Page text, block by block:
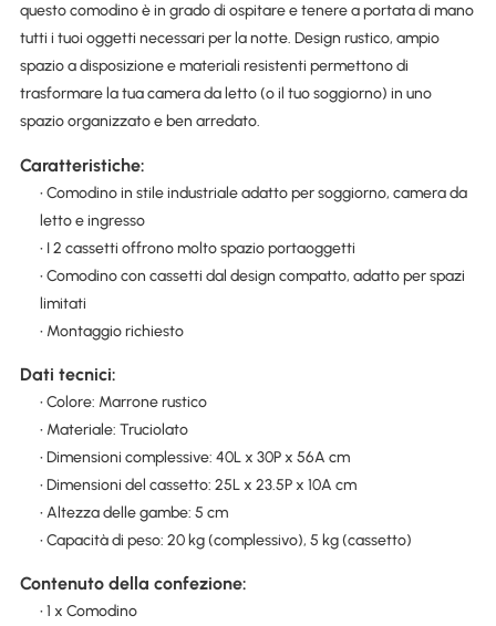
questo comodino è in grado di ospitare e tenere a portata di mano
tutti i tuoi oggetti necessari per la notte. Design rustico, ampio
spazio a disposizione e materiali resistenti permettono di
trasformare la tua camera da letto (o il tuo soggiorno) in uno
spazio organizzato e ben arredato.
Caratteristiche:
• Comodino in stile industriale adatto per soggiorno, camera da
letto e ingresso
• I 2 cassetti offrono molto spazio portaoggetti
• Comodino con cassetti dal design compatto, adatto per spazi
limitati
• Montaggio richiesto
Dati tecnici:
• Colore: Marrone rustico
• Materiale: Truciolato
• Dimensioni complessive: 40L x 30P x 56A cm
• Dimensioni del cassetto: 25L x 23.5P x 10A cm
• Altezza delle gambe: 5 cm
• Capacità di peso: 20 kg (complessivo), 5 kg (cassetto)
Contenuto della confezione:
• 1 x Comodino